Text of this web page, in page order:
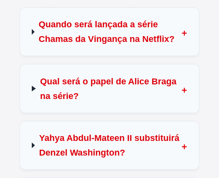
Quando será lançada a série
Chamas da Vingança na Netflix?
Qual será o papel de Alice Braga
na série?
Yahya Abdul-Mateen II substituirá
Denzel Washington?